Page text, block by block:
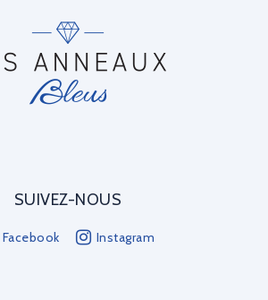
SUIVEZ-NOUS
Facebook Instagram